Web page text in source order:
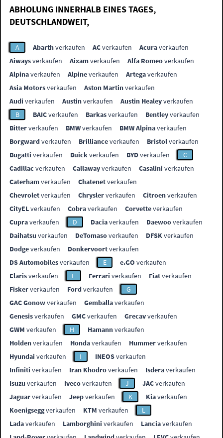
ABHOLUNG INNERHALB EINES TAGES,
DEUTSCHLANDWEIT,
A Abarthverkaufen ACverkaufen Acuraverkaufen
Aiwaysverkaufen Aixamverkaufen Alfa Romeoverkaufen
Alpinaverkaufen Alpineverkaufen Artegaverkaufen
Asia Motorsverkaufen Aston Martinverkaufen
Audi verkaufen Austinverkaufen Austin Healeyverkaufen
B
BAICverkaufen Barkasverkaufen Bentleyverkaufen
Bitterverkaufen BMWverkaufen BMW Alpinaverkaufen
Borgwardverkaufen Brillianceverkaufen Bristolverkaufen
Bugatti verkaufen Buickverkaufen BYDverkaufen
C
Cadillac verkaufen Callawayverkaufen Casalini verkaufen
Caterhamverkaufen Chatenetverkaufen
Chevroletverkaufen Chryslerverkaufen Citroenverkaufen
CityELverkaufen Cobraverkaufen Corvetteverkaufen
Cupraverkaufen D Daciaverkaufen Daewooverkaufen
Daihatsu verkaufen DeTomasoverkaufen DFSKverkaufen
Dodgeverkaufen Donkervoortverkaufen
DS Automobilesverkaufen E e.GO verkaufen
Elarisverkaufen F Ferrari verkaufen Fiatverkaufen
Fiskerverkaufen Fordverkaufen
G
GAC Gonowverkaufen Gemballaverkaufen
Genesisverkaufen GMCverkaufen Grecavverkaufen
GWM verkaufen H Hamannverkaufen
Holdenverkaufen Hondaverkaufen Hummerverkaufen
Hyundai verkaufen I INEOSverkaufen
Infiniti verkaufen Iran Khodroverkaufen Isderaverkaufen
Isuzu verkaufen Ivecoverkaufen J JACverkaufen
Jaguarverkaufen Jeepverkaufen K Kiaverkaufen
Koenigseggverkaufen KTM verkaufen
L
Ladaverkaufen Lamborghini verkaufen Lanciaverkaufen